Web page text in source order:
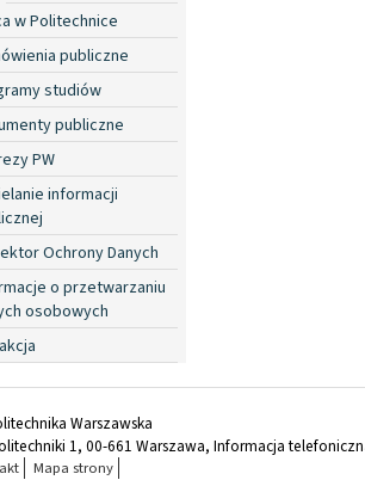
w Politechnice
publiczne
studiów
publiczne
PW
informacji
Ochrony Danych
o przetwarzaniu
osobowych
Warszawska
1, 00-661 Warszawa, Informacja
Mapa strony